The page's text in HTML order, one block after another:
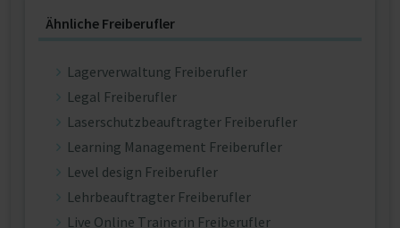
Ähnliche Freiberufler
Lagerverwaltung Freiberufler
Legal Freiberufler
Laserschutzbeauftragter Freiberufler
Learning Management Freiberufler
Level design Freiberufler
Lehrbeauftragter Freiberufler
Live Online Trainerin Freiberufler